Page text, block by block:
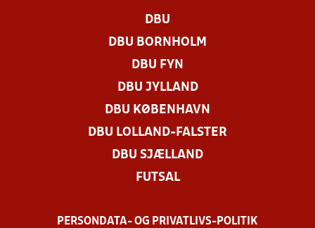
DBU
DBU BORNHOLM
DBU FYN
DBU JYLLAND
DBU KØBENHAVN
DBU LOLLAND-FALSTER
DBU SJÆLLAND
FUTSAL
PERSONDATA- OG PRIVATLIVS-POLITIK